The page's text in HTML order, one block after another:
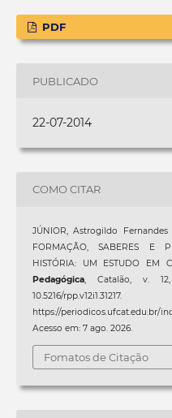
PDF
PUBLICADO
22-07-2014
COMO CITAR
JÚNIOR, Astrogildo
FORMAÇÃO, SABERES E
HISTÓRIA: UM ESTUDO EM
Pedagógica, Catalão, v.
10.5216/
https://periodicos.ufcat.edu.br/
Acesso em: 7 ago. 2026.
Fomatos de Citação